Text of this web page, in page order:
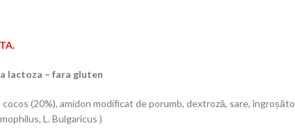
lactoza – fara gluten
(20%), amidon modificat de porumb, dextroză, sare,
L. Bulgaricus )